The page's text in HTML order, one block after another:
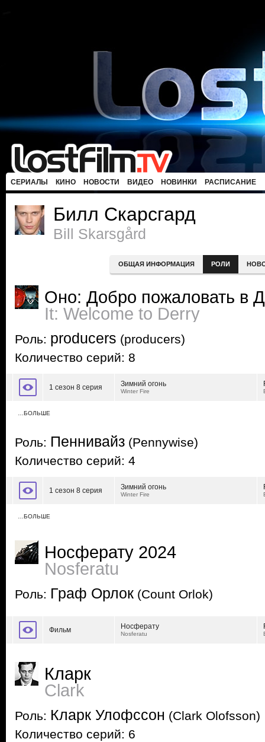
СЕРИАЛЫ КИНО НОВОСТИ ВИДЕО НОВИНКИ РАСПИСАНИЕ
Билл Скарсгард
Bill Skarsgård
ОБЩАЯ ИНФОРМАЦИЯ РОЛИ
Оно: Добро пожаловать в
It: Welcome to Derry
Роль: producers (producers)
Количество серий: 8
1 сезон 8 серия Зимний огонь
Winter Fire
…БОЛЬШЕ
Роль: Пеннивайз (Pennywise)
Количество серий: 4
1 сезон 8 серия Зимний огонь
Winter Fire
…БОЛЬШЕ
Носферату 2024
Nosferatu
Роль: Граф Орлок (Count Orlok)
Фильм Носферату
Nosferatu
Кларк
Clark
Роль: Кларк Улофссон (Clark Olofsson)
Количество серий: 6